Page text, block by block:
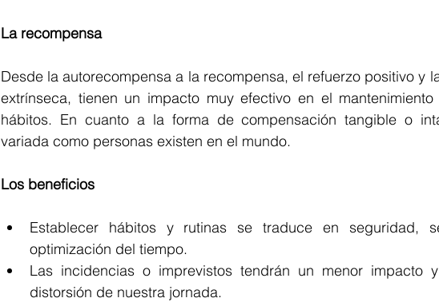
La recompensa
Desde la autorecompensa a la recompensa, el refuerzo positivo y
extrínseca, tienen un impacto muy efectivo en el
hábitos. En cuanto a la forma de compensación tangible o
variada como personas existen en el mundo.
Los beneficios
Establecer hábitos y rutinas se traduce en seguridad,
optimización del tiempo.
Las incidencias o imprevistos tendrán un menor impacto
distorsión de nuestra jornada.